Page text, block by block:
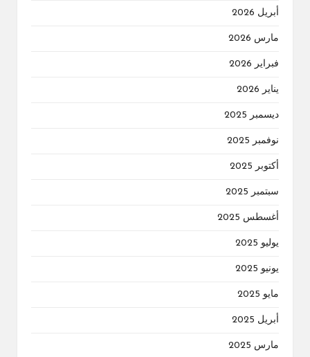
أبريل 2026
مارس 2026
فبراير 2026
يناير 2026
ديسمبر 2025
نوفمبر 2025
أكتوبر 2025
سبتمبر 2025
أغسطس 2025
يوليو 2025
يونيو 2025
مايو 2025
أبريل 2025
مارس 2025